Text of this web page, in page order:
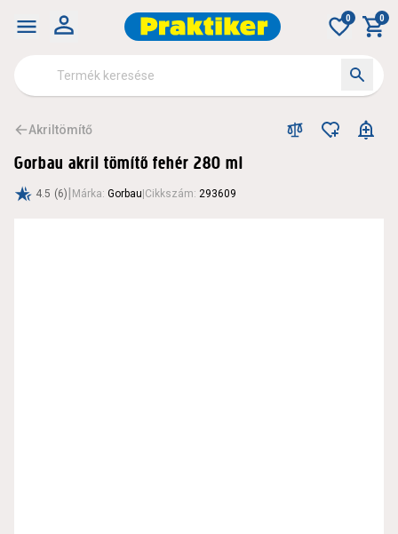
0 0
Akriltömítő
Gorbau akril tömítő fehér 280 ml
4.5 (6)| Márka: Gorbau Cikkszám: 293609